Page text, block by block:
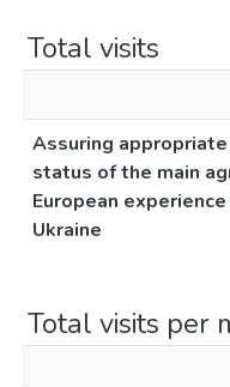
Total visits
Assuring
status of the main
European
Ukraine
Total visits per